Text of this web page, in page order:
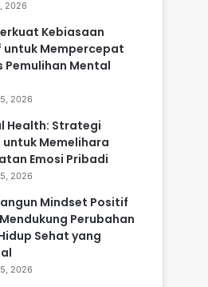
2026
Kebiasaan
untuk Mempercepat
Pemulihan Mental
2026
Health: Strategi
untuk Memelihara
Emosi Pribadi
2026
Mindset Positif
Perubahan
Sehat yang
2026